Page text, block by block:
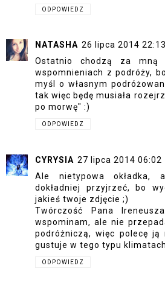
ODPOWIEDZ
NATASHA 26 lipca 2014 22:13
Ostatnio chodzą za
wspomnieniach z podróży,
myśl o własnym
tak więc będę musiała
po morwę" :)
ODPOWIEDZ
CYRYSIA 27 lipca 2014 06:02
Ale nietypowa okładka,
dokładniej przyjrzeć, bo
jakieś twoje zdjęcie ;)
Twórczość Pana
wspominam, ale nie
podróżniczą, więc polecę
gustuje w tego typu klimatach.
ODPOWIEDZ